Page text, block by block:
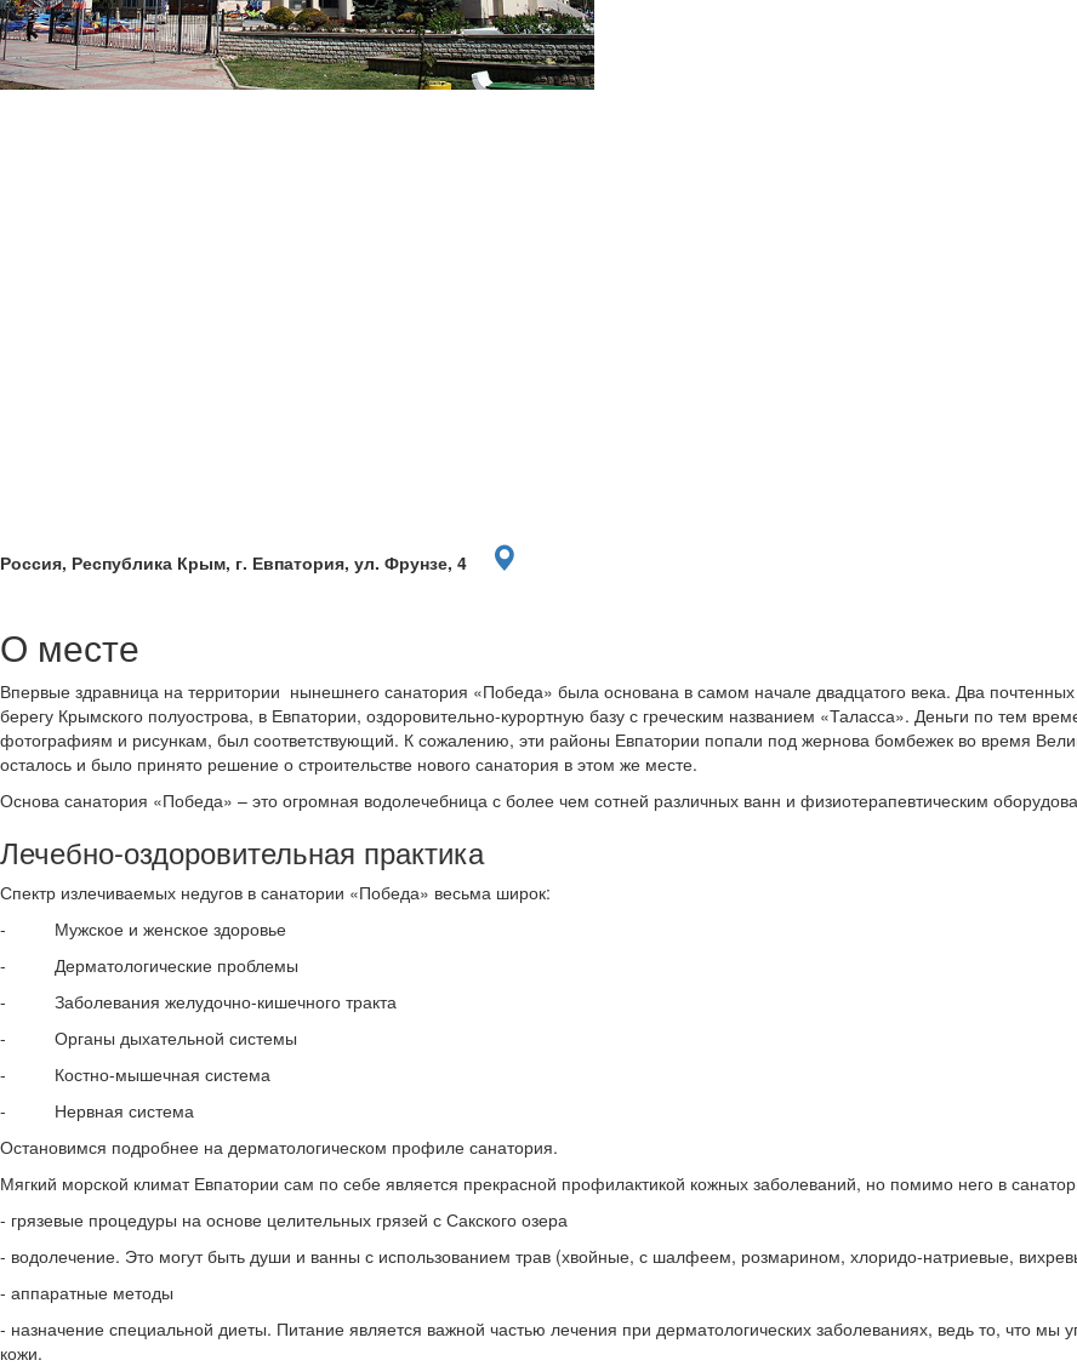
Россия, Республика Крым, г. Евпатория, ул. Фрунзе, 4
О месте
Впервые здравница на территории нынешнего санатория «Победа» была основана в самом начале двадцатого века. Два
берегу Крымского полуострова, в Евпатории, оздоровительно-курортную базу с греческим названием «Таласса». Деньги по тем
фотографиям и рисункам, был соответствующий. К сожалению, эти районы Евпатории попали под жернова бомбежек во время
осталось и было принято решение о строительстве нового санатория в этом же месте.
Основа санатория «Победа» – это огромная водолечебница с более чем сотней различных ванн и физиотерапевтическим
Лечебно-оздоровительная практика
Спектр излечиваемых недугов в санатории «Победа» весьма широк:
- Мужское и женское здоровье
- Дерматологические проблемы
- Заболевания желудочно-кишечного тракта
- Органы дыхательной системы
- Костно-мышечная система
- Нервная система
Остановимся подробнее на дерматологическом профиле санатория.
Мягкий морской климат Евпатории сам по себе является прекрасной профилактикой кожных заболеваний, но помимо него в
- грязевые процедуры на основе целительных грязей с Сакского озера
- водолечение. Это могут быть души и ванны с использованием трав (хвойные, с шалфеем, розмарином, хлоридо-натриевые,
- аппаратные методы
- назначение специальной диеты. Питание является важной частью лечения при дерматологических заболеваниях, ведь то, что
кожи.